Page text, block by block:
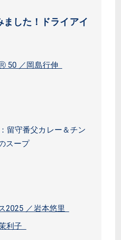
ました！ドライアイ
50 ／岡島行伸
留守番父カレー＆チン
スープ
2025 ／岩本悠里
利子